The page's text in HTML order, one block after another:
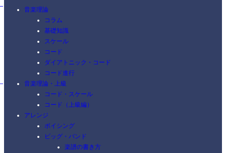
音楽理論
コラム
基礎知識
スケール
コード
ダイアトニック・コード
コード進行
音楽理論・上級
コード・スケール
コード（上級編）
アレンジ
ボイシング
ビッグ・バンド
楽譜の書き方